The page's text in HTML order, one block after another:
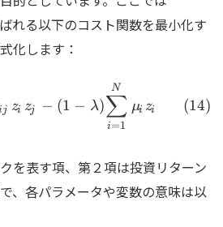
れる以下のコスト関数を最小化す
化します：
\begin{align}
zi zj − (1 − λ)
i=1
∑
N
μi zi
を表す項、第２項は投資リターン
、各パラメータや変数の意味は以